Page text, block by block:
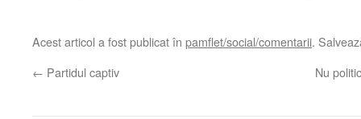
Acest articol a fost publicat în pamflet/social/comentarii.
← Partidul captiv Nu